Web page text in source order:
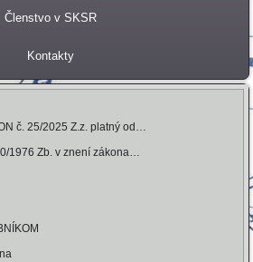
Členstvo v SKSR
Kontakty
č. 25/2025 Z.z. platný od…
1976 Zb. v znení zákona…